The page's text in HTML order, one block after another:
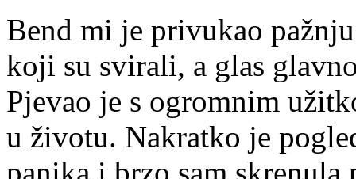
Bend mi je privukao
koji su svirali, a glas
Pjevao je s ogromnim
u životu. Nakratko je